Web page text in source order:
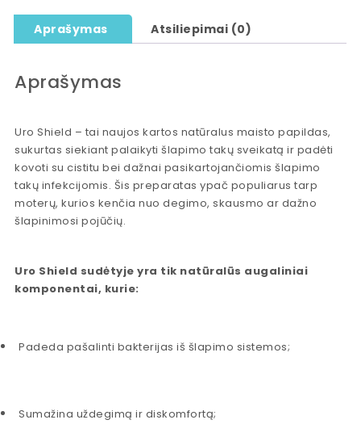
Aprašymas Atsiliepimai (0)
Aprašymas
Uro Shield – tai naujos kartos natūralus maisto papildas,
sukurtas siekiant palaikyti šlapimo takų sveikatą ir padėti
kovoti su cistitu bei dažnai pasikartojančiomis šlapimo
takų infekcijomis. Šis preparatas ypač populiarus tarp
moterų, kurios kenčia nuo degimo, skausmo ar dažno
šlapinimosi pojūčių.
Uro Shield sudėtyje yra tik natūralūs augaliniai
komponentai, kurie:
Padeda pašalinti bakterijas iš šlapimo sistemos;
Sumažina uždegimą ir diskomfortą;